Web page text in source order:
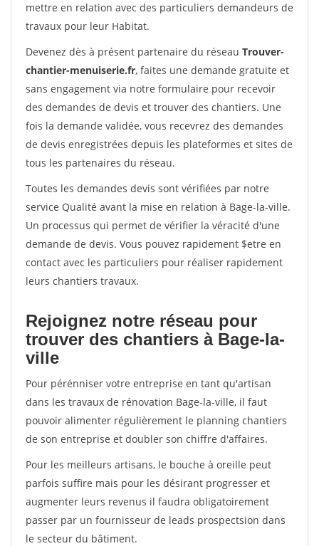
mettre en relation avec des particuliers demandeurs de
travaux pour leur Habitat.
Devenez dès à présent partenaire du réseau Trouver-
chantier-menuiserie.fr, faites une demande gratuite et
sans engagement via notre formulaire pour recevoir
des demandes de devis et trouver des chantiers. Une
fois la demande validée, vous recevrez des demandes
de devis enregistrées depuis les plateformes et sites de
tous les partenaires du réseau.
Toutes les demandes devis sont vérifiées par notre
service Qualité avant la mise en relation à Bage-la-ville.
Un processus qui permet de vérifier la véracité d'une
demande de devis. Vous pouvez rapidement $etre en
contact avec les particuliers pour réaliser rapidement
leurs chantiers travaux.
Rejoignez notre réseau pour
trouver des chantiers à Bage-la-
ville
Pour pérénniser votre entreprise en tant qu'artisan
dans les travaux de rénovation Bage-la-ville, il faut
pouvoir alimenter régulièrement le planning chantiers
de son entreprise et doubler son chiffre d'affaires.
Pour les meilleurs artisans, le bouche à oreille peut
parfois suffire mais pour les désirant progresser et
augmenter leurs revenus il faudra obligatoirement
passer par un fournisseur de leads prospectsion dans
le secteur du bâtiment.